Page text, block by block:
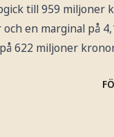
till 959 miljoner
en marginal på
622 miljoner